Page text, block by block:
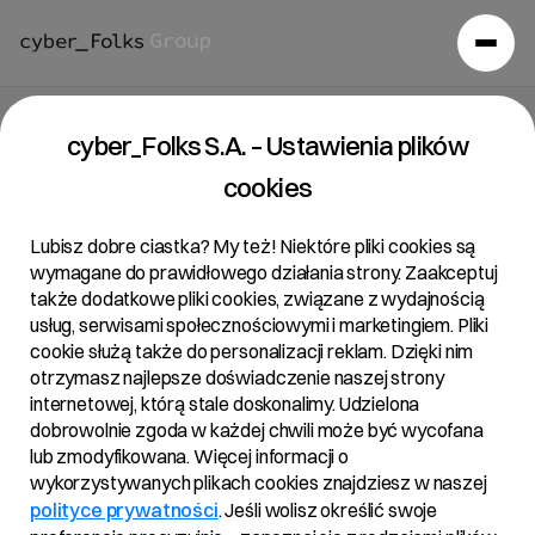
Aktualności/2020/Konferencja wynikowa Q3 2020
cyber_Folks S.A. – Ustawienia plików
cookies
Lubisz dobre ciastka? My też! Niektóre pliki cookies są
wymagane do prawidłowego działania strony. Zaakceptuj
także dodatkowe pliki cookies, związane z wydajnością
usług, serwisami społecznościowymi i marketingiem. Pliki
cookie służą także do personalizacji reklam. Dzięki nim
otrzymasz najlepsze doświadczenie naszej strony
internetowej, którą stale doskonalimy. Udzielona
dobrowolnie zgoda w każdej chwili może być wycofana
lub zmodyfikowana. Więcej informacji o
wykorzystywanych plikach cookies znajdziesz w naszej
polityce prywatności. Jeśli wolisz określić swoje